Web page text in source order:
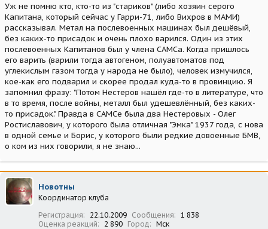
Уж не помню кто, кто-то из "стариков" (либо хозяин серого
Капитана, который сейчас у Гарри-71, либо Вихров в МАМИ)
рассказывал. Метал на послевоенных машинах был дешёвый,
без каких-то присадок и очень плохо варился. Один из этих
послевоенных Капитанов был у члена САМСа. Когда пришлось
его варить (варили тогда автогеном, полуавтоматов под
углекислым газом тогда у народа не было), человек измучился,
кое-как его подварил и скорее продал куда-то в провинцию. Я
запомнил фразу: "Потом Нестеров нашёл где-то в литературе, что
в то время, после войны, металл был удешевлённый, без каких-
то присадок." Правда в САМСе была два Нестеровых - Олег
Ростиславович, у которого была отличная "Эмка" 1937 года, с нова
в одной семье и Борис, у которого были редкие довоенные БМВ,
о ком из них говорили, я не знаю...
Новотны
Координатор клуба
Регистрация
22.10.2009 Сообщения
1 838
Оценка реакций
2 890 Город Мск